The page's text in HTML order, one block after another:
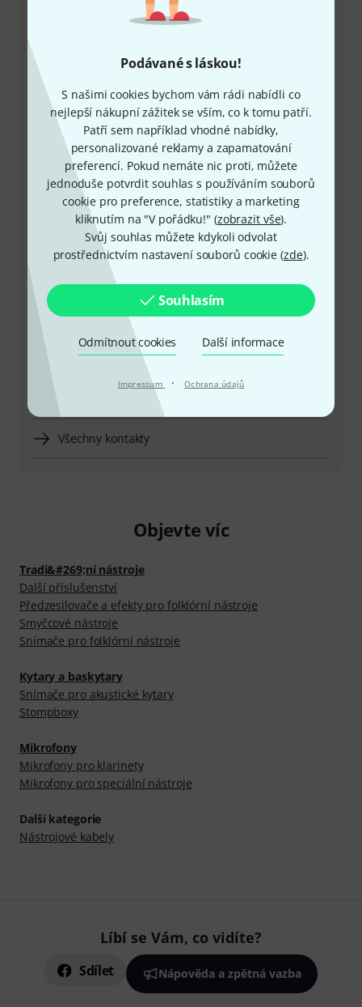
Podávané s láskou!
S našimi cookies bychom vám rádi nabídli co
nejlepší nákupní zážitek se vším, co k tomu patří.
Patří sem například vhodné nabídky,
personalizované reklamy a zapamatování
preferencí. Pokud nemáte nic proti, můžete
jednoduše potvrdit souhlas s používáním souborů
cookie pro preference, statistiky a marketing
kliknutím na "V pořádku!" (zobrazit vše).
Svůj souhlas můžete kdykoli odvolat
prostřednictvím nastavení souborů cookie (zde).
Souhlasím
Odmítnout cookies Další informace
Impressum · Ochrana údajů
Zákaznický servis - Česko
+49-9546-9223-649
Máte-li jakýkoli dotaz nebo problém, kolegové ze
zákaznického centra jsou vždy připraveni pomoci
Mějte připraveno zákaznické číslo
Provozní doba (CEST - Středoevropský
Zařídit zpětné volání
Více možností kontaktu
Všechny kontakty
Objevte víc
Tradi&#269;ní nástroje
Další příslušenství
Předzesilovače a efekty pro folklórní nástroje
Smyčcové nástroje
Snímače pro folklórní nástroje
Kytary a baskytary
Snímače pro akustické kytary
Stompboxy
Mikrofony
Mikrofony pro klarinety
Mikrofony pro speciální nástroje
Další kategorie
Nástrojové kabely
Líbí se Vám, co vidíte?
Sdílet Nápověda a zpětná vazba